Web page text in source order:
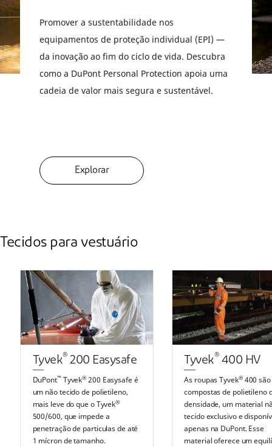
Promover a sustentabilidade nos
equipamentos de proteção individual (EPI) —
da inovação ao fim do ciclo de vida. Descubra
como a DuPont Personal Protection apoia uma
cadeia de valor mais segura e sustentável.
Explorar
Tecidos para vestuário
Tyvek® 200 Easysafe
DuPont™Tyvek® 200 Easysafe é
um não tecido de polietileno,
mais leve do que o Tyvek®
500/600, que impede a
penetração de particulas de até
1 mícron de tamanho.
Tyvek® 400 HV
As roupas Tyvek®400 são
compostas de polietileno
densidade, um material
tecido exclusivo e
apenas na DuPont. Esse
material oferece um